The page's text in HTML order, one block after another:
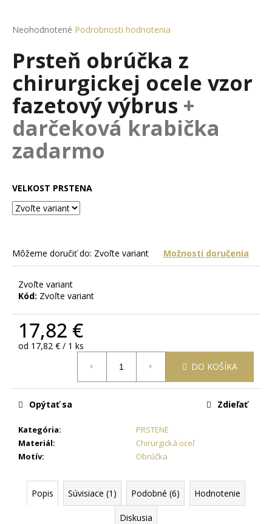
Priemerné
produktu
je
z
5
hviezdičiek.
Neohodnotené Podrobnosti hodnotenia
Prsteň obrúčka z
chirurgickej ocele vzor
fazetový výbrus +
darčeková krabička
zadarmo
VELKOST PRSTENA
Môžeme doručiť do: Zvoľte variant Možnosti doručenia
Zvoľte variant
Kód: Zvoľte variant
17,82 €
Jednotková
od 17,82 € / 1 ks
DO KOŠÍKA
Kategória:
PRSTENE
Materiál:
Chirurgická oceľ
Motív: Obrúčka
Opýtať sa Zdieľať
Popis Súvisiace (1) Podobné (6) Hodnotenie
Diskusia
j
ť
?
O
d
r
ú
a
m
e
RETIAZKA
V
TVARE
KRÍŽIKU
PRI
TOMTO
PRODUKTE
ZVOLIŤ
DĹŽKU
RETIAZKY